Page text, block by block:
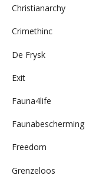
Christianarchy
Crimethinc
De Frysk
Exit
Fauna4life
Faunabescherming
Freedom
Grenzeloos